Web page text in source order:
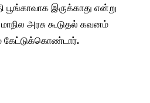
இருக்காது என்று
மாநில அரசு கூடுதல் கவனம்
கேட்டுக்கொண்டார்.